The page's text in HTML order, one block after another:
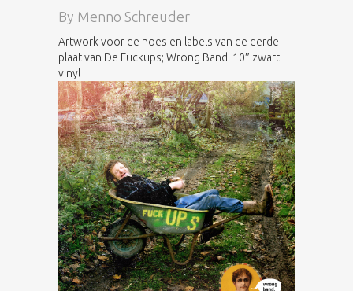
By Menno Schreuder
Artwork voor de hoes en labels van de derde
plaat van De Fuckups; Wrong Band. 10″ zwart
vinyl